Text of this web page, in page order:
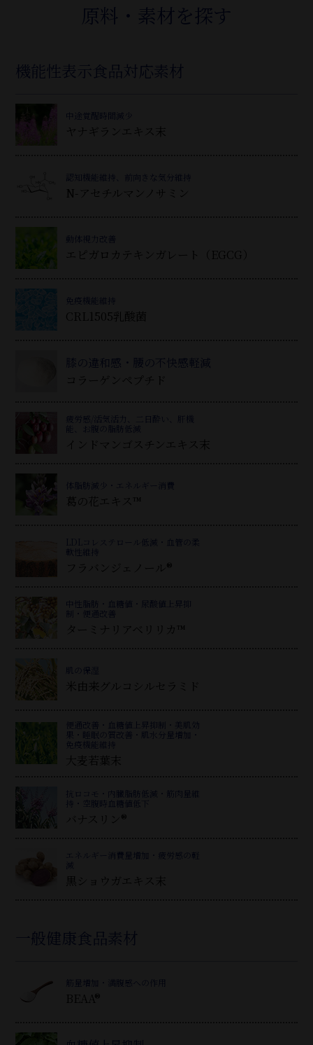
原料・素材を探す
機能性表示食品対応素材
中途覚醒時間減少
ヤナギランエキス末
認知機能維持、前向きな気分維持
N-アセチルマンノサミン
動体視力改善
エピガロカテキンガレート（EGCG）
免疫機能維持
CRL1505乳酸菌
膝の違和感・腰の不快感軽減
コラーゲンペプチド
疲労感/活気活力、二日酔い、肝機
能、お腹の脂肪低減
インドマンゴスチンエキス末
体脂肪減少・エネルギー消費
葛 の花エキス™
LDLコレステロール低減・血管の柔
軟性維持
フラバンジェノール®
中性脂肪・血糖値・尿酸値上昇抑
制・便通改善
ターミナリアベリリカ™
肌の保湿
米由来グルコシルセラミド
便通改善・血糖値上昇抑制・美肌効
果・睡眠の質改善・肌水分量増加・
免疫機能維持
大麦若葉末
抗ロコモ・内臓脂肪低減・筋肉量維
持・空腹時血糖値低下
バナスリン®
エネルギー消費量増加・疲労感の軽
減
黒ショウガエキス末
一般健康食品素材
筋量増加・満腹感への作用
BEAA®